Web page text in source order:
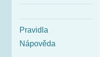
Pravidla
Nápověda